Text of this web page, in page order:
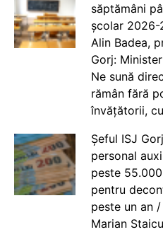
săptămâni
școlar 2026-
Alin Badea,
Gorj:
Ne sună
rămân fără
învățătorii,
Șeful ISJ
personal
peste
pentru
peste un an
Marian